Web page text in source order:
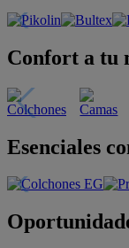
Confort a tu
Esenciales